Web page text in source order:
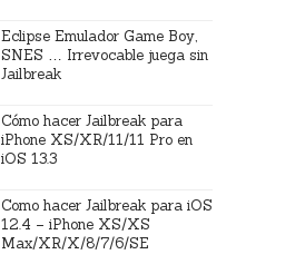
Eclipse Emulador Game Boy,
SNES … Irrevocable juega sin
Jailbreak
Cómo hacer Jailbreak para
iPhone XS/XR/11/11 Pro en
iOS 13.3
Como hacer Jailbreak para iOS
12.4 – iPhone XS/XS
Max/XR/X/8/7/6/SE